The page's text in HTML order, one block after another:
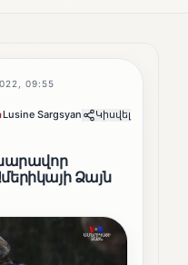
09:55
Lusine Sargsyan Կիսվել
Ձայն